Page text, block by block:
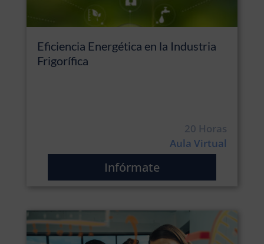
Eficiencia Energética en la Industria
Frigorífica
20 Horas
Aula Virtual
Infórmate